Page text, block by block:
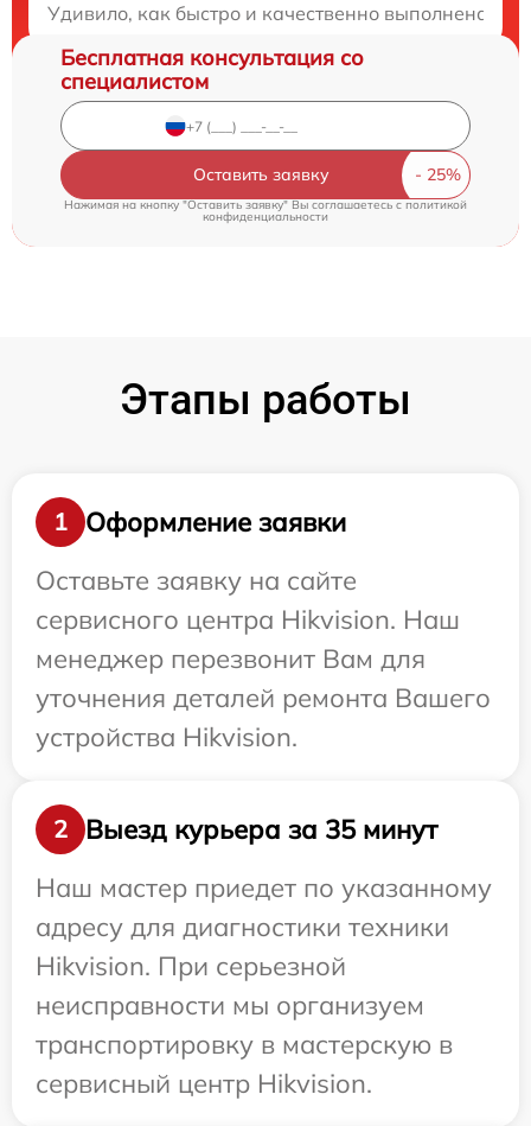
Удивило, как быстро и качественно выполнена
Бесплатная консультация со
специалистом
Оставить заявку
Нажимая на кнопку "Оставить заявку" Вы соглашаетесь cполитикой
конфиденциальности
Этапы работы
1
Оформление заявки
Оставьте заявку на сайте
сервисного центра Hikvision. Наш
менеджер перезвонит Вам для
уточнения деталей ремонта Вашего
устройства Hikvision.
2
Выезд курьера за 35 минут
Наш мастер приедет по указанному
адресу для диагностики техники
Hikvision. При серьезной
неисправности мы организуем
транспортировку в мастерскую в
сервисный центр Hikvision.